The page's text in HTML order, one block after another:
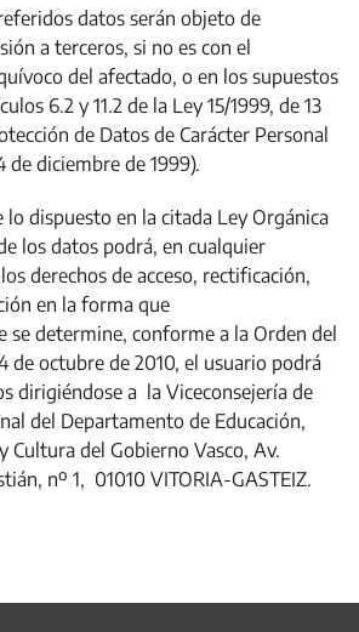
datos serán objeto de
a terceros, si no es con el
del afectado, o en los supuestos
6.2 y 11.2 de la Ley 15/1999, de 13
de Datos de Carácter Personal
de diciembre de 1999).
dispuesto en la citada Ley Orgánica
los datos podrá, en cualquier
derechos de acceso, rectificación,
en la forma que
se determine, conforme a la Orden del
de octubre de 2010, el usuario podrá
dirigiéndose a la Viceconsejería de
del Departamento de Educación,
Cultura del Gobierno Vasco, Av.
nº 1, 01010 VITORIA-GASTEIZ.